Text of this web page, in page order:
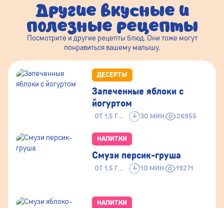
Другие вкусные и
полезные рецепты
Посмотрите и другие рецепты блюд. Они тоже могут
понравиться вашему малышу.
ДЕСЕРТЫ
ОТ 1,5 ГОДА 30 МИН 26955
Запеченные яблоки с
йогуртом
НАПИТКИ
ОТ 1,5 ГОДА 10 МИН 19271
Смузи персик-груша
НАПИТКИ